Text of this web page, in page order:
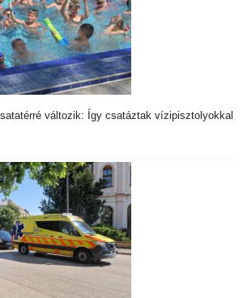
változik: Így csatáztak vízipisztolyokkal